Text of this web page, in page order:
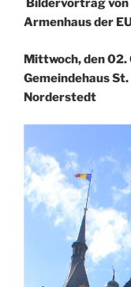
Bildervortrag von
Armenhaus der
Mittwoch, den 02.
Gemeindehaus
Norderstedt